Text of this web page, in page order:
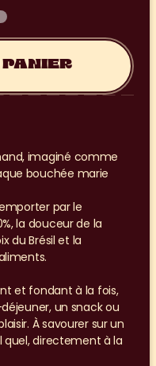
PANIER
imaginé comme
bouchée marie
par le
la douceur de la
du Brésil et la
et fondant à la fois,
un snack ou
À savourer sur un
directement à la